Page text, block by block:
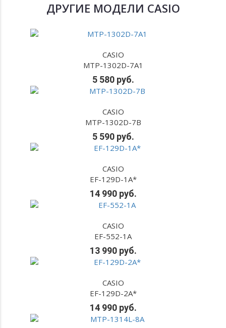
ДРУГИЕ МОДЕЛИ CASIO
CASIO
MTP-1302D-7A1
5 580 руб.
CASIO
MTP-1302D-7B
5 590 руб.
CASIO
EF-129D-1A*
14 990 руб.
CASIO
EF-552-1A
13 990 руб.
CASIO
EF-129D-2A*
14 990 руб.